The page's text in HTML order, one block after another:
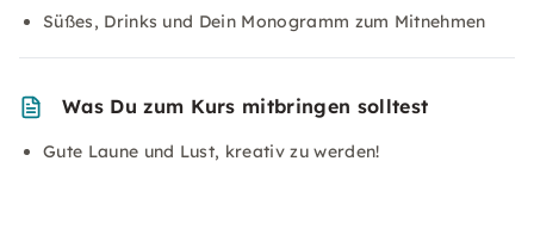
Süßes, Drinks und Dein Monogramm zum Mitnehmen
Was Du zum Kurs mitbringen solltest
Gute Laune und Lust, kreativ zu werden!